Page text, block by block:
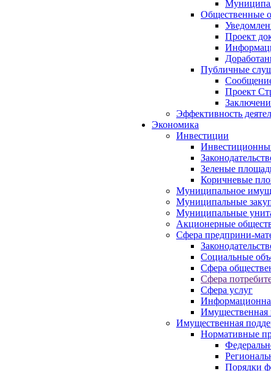
Общественные
Проект
Публичные
Проект
Эффективность
Экономика
Инвестиции
Зеленые
Коричневые
Муниципальное
Муниципальные
Муниципальные
Акционерные
Сфера предприни-
Социальные
Сфера
Сфера
Сфера услуг
Имущественная
Имущественная
Нормативные
Порядки